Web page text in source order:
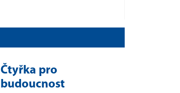
Čtyřka pro
budoucnost